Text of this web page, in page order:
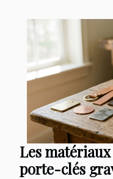
Les
porte-clés